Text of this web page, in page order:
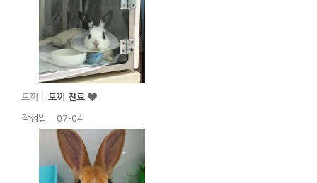
토끼 토끼 진료
작성일 07-04